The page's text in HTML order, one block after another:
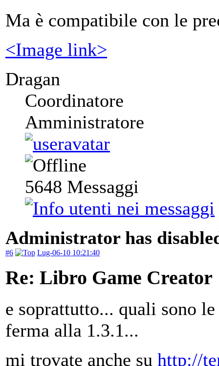
Ma è compatibile con le
<Image link>
Dragan
Coordinatore
Amministratore
5648 Messaggi
Administrator has
#6 Lug-06-10 10:21:40
Re: Libro Game Creator
e soprattutto... quali sono
ferma alla 1.3.1...
mi trovate anche su http://